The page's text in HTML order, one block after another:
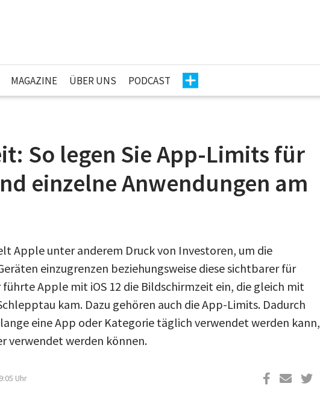
MAGAZINE ÜBER UNS PODCAST
So legen Sie App-Limits für
einzelne Anwendungen am
Apple unter anderem Druck von Investoren, um die
einzugrenzen beziehungsweise diese sichtbarer für
führte Apple mit iOS 12 die Bildschirmzeit ein, die gleich mit
kam. Dazu gehören auch die App-Limits. Dadurch
eine App oder Kategorie täglich verwendet werden kann,
verwendet werden können.
Uhr